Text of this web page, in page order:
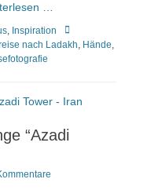
…
, Inspiration
Tags
nach Ladakh, Hände,
“Azadi